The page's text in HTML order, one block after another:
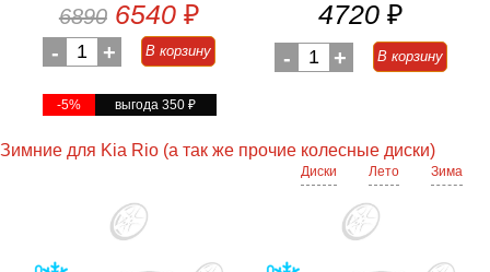
6890 6540 ₽
- 1 + В корзину
-5% выгода 350₽
4720 ₽
- 1 + В корзину
Зимние для Kia Rio (а так же прочие колесные диски)
Диски Лето Зима